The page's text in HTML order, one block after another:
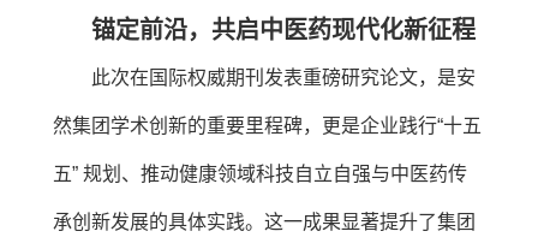
锚定前沿，共启中医药现代化新征程
此次在国际权威期刊发表重磅研究论文，是安
然集团学术创新的重要里程碑，更是企业践行“十五
五” 规划、推动健康领域科技自立自强与中医药传
承创新发展的具体实践。这一成果显著提升了集团